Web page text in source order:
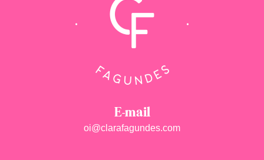
E-mail
oi@clarafagundes.com